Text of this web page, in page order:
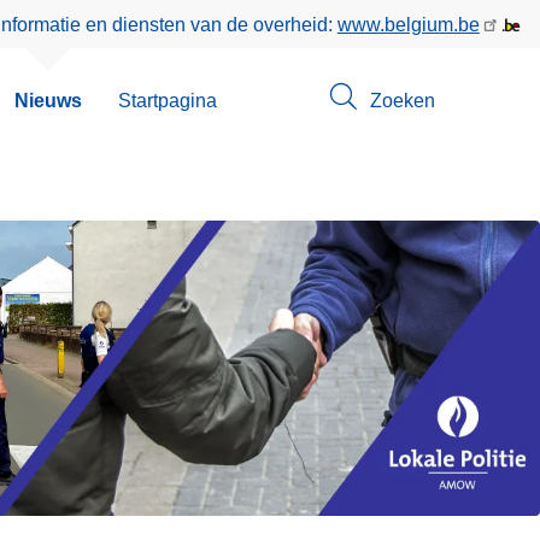
en diensten van de overheid: www.belgium.be
Nieuws Startpagina Zoeken